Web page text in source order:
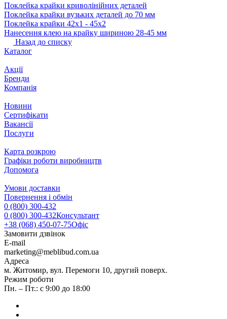
Поклейка крайки криволінійних деталей
Поклейка крайки вузьких деталей до 70 мм
Поклейка крайки 42х1 ‐ 45х2
Нанесення клею на крайку шириною 28-45 мм
Назад до списку
Каталог
Акції
Бренди
Компанія
Новини
Сертифікати
Вакансії
Послуги
Карта розкрою
Графіки роботи виробництв
Допомога
Умови доставки
Повернення і обмін
0 (800) 300-432
0 (800) 300-432Консультант
+38 (068) 450-07-75Офіс
Замовити дзвінок
E-mail
marketing@meblibud.com.ua
Адреса
м. Житомир, вул. Перемоги 10, другий поверх.
Режим роботи
Пн. – Пт.: с 9:00 до 18:00